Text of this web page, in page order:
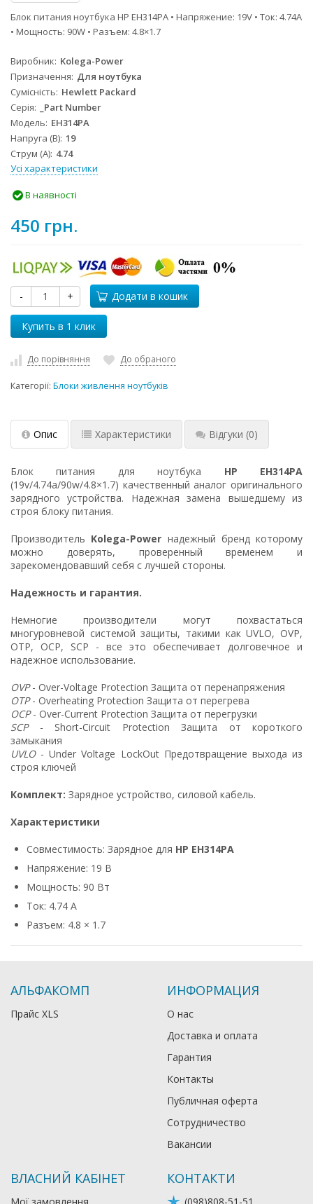
Блок питания ноутбука HP EH314PA • Напряжение: 19V • Ток: 4.74A
• Мощность: 90W • Разъем: 4.8×1.7
Виробник Kolega-Power
Призначення Для ноутбука
Сумісність Hewlett Packard
Серія
_Part Number
Модель EH314PA
Напруга (В) 19
Струм (А) 4.74
Усі характеристики
В наявності
450 грн.
- + Додати в кошик
До порівняння До обраного
Категорії: Блоки живлення ноутбуків
Опис Характеристики Відгуки (0)
Блок питания для ноутбука HP EH314PA
(19v/4.74a/90w/4.8×1.7) качественный аналог оригинального
зарядного устройства. Надежная замена вышедшему из
строя блоку питания.
Производитель Kolega-Power надежный бренд которому
можно доверять, проверенный временем и
зарекомендовавший себя с лучшей стороны.
Надежность и гарантия.
Немногие производители могут похвастаться
многуровневой системой защиты, такими как UVLO, OVP,
OTP, OCP, SCP - все это обеспечивает долговечное и
надежное использование.
OVP- Over-Voltage Protection Защита от перенапряжения
OTP- Overheating Protection Защита от перегрева
OCP- Over-Current Protection Защита от перегрузки
SCP- Short-Circuit Protection Защита от короткого
замыкания
UVLO- Under Voltage LockOut Предотвращение выхода из
строя ключей
Комплект: Зарядное устройство, силовой кабель.
Характеристики
Совместимость: Зарядное для HP EH314PA
Напряжение: 19 В
Мощность: 90 Вт
Ток: 4.74 А
Разъем: 4.8 × 1.7
АЛЬФАКОМП
Прайс XLS
ИНФОРМАЦИЯ
О нас
Доставка и оплата
Гарантия
Контакты
Публичная оферта
Сотрудничество
Вакансии
ВЛАСНИЙ КАБІНЕТ КОНТАКТИ